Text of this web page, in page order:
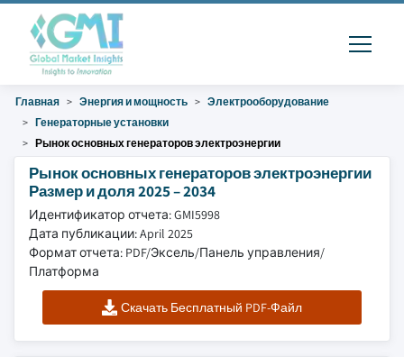
Главная Энергия и мощность
Электрооборудование
Генераторные установки
Рынок основных генераторов электроэнергии
Рынок основных генераторов электроэнергии
Размер и доля 2025 – 2034
Идентификатор отчета: GMI5998
Дата публикации: April 2025
Формат отчета: PDF/Эксель/Панель управления/
Платформа
Скачать Бесплатный PDF-Файл